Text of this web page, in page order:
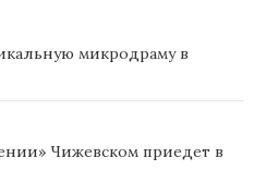
микродраму в
Чижевском приедет в